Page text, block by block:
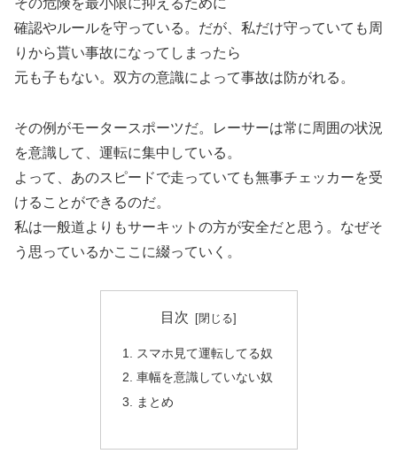
その危険を最小限に抑えるために
確認やルールを守っている。だが、私だけ守っていても周
りから貰い事故になってしまったら
元も子もない。双方の意識によって事故は防がれる。
その例がモータースポーツだ。レーサーは常に周囲の状況
を意識して、運転に集中している。
よって、あのスピードで走っていても無事チェッカーを受
けることができるのだ。
私は一般道よりもサーキットの方が安全だと思う。なぜそ
う思っているかここに綴っていく。
目次
スマホ見て運転してる奴
車幅を意識していない奴
まとめ